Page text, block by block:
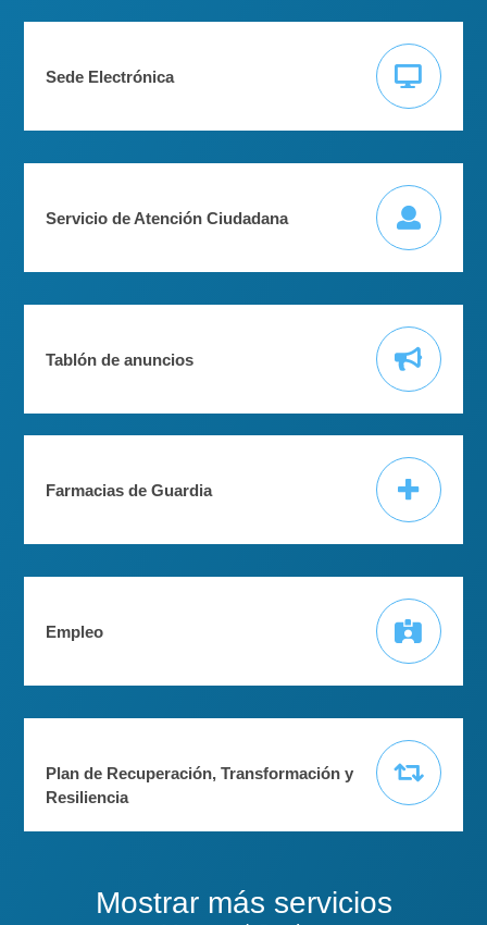
Sede Electrónica
Servicio de Atención Ciudadana
Tablón de anuncios
Farmacias de Guardia
Empleo
Plan de Recuperación, Transformación y
Resiliencia
Mostrar más servicios